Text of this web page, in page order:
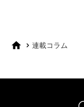
連載コラム